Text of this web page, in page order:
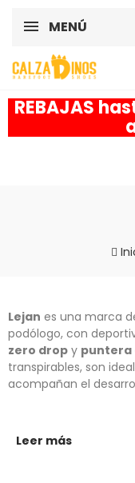
MENÚ
REBAJAS
Lejan es una marca
podólogo, con
zero drop y puntera
transpirables, son
acompañan el
Leer más